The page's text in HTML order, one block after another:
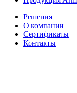
Решения
О компании
Сертификаты
Контакты